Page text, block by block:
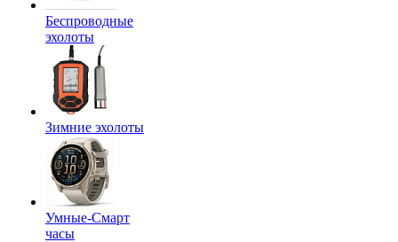
Беспроводные
эхолоты
Зимние эхолоты
Умные-Смарт
часы